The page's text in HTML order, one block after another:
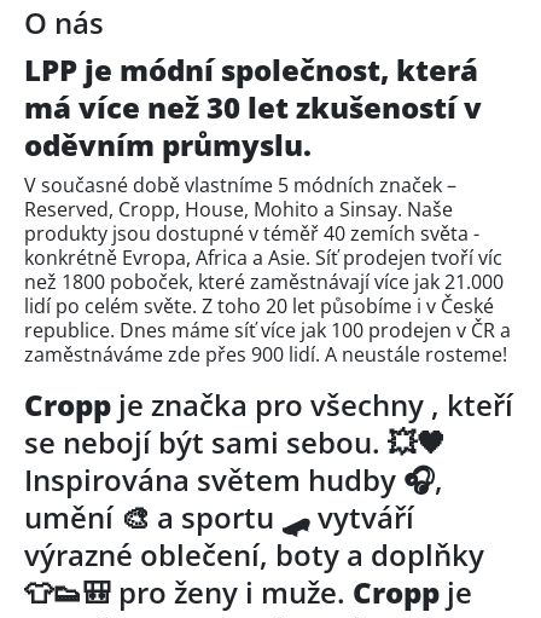
O nás
LPP je módní společnost, která
má více než 30 let zkušeností v
oděvním průmyslu.
V současné době vlastníme 5 módních značek –
Reserved, Cropp, House, Mohito a Sinsay. Naše
produkty jsou dostupné v téměř 40 zemích světa -
konkrétně Evropa, Africa a Asie. Síť prodejen tvoří víc
než 1800 poboček, které zaměstnávají více jak 21.000
lidí po celém světe. Z toho 20 let působíme i v České
republice. Dnes máme síť více jak 100 prodejen v ČR a
zaměstnáváme zde přes 900 lidí. A neustále rosteme!
Cropp je značka pro všechny , kteří
se nebojí být sami sebou. 💥🖤
Inspirována světem hudby 🎧,
umění 🎨 a sportu 🛹 vytváří
výrazné oblečení, boty a doplňky
👕👟🎒 pro ženy i muže. Cropp je